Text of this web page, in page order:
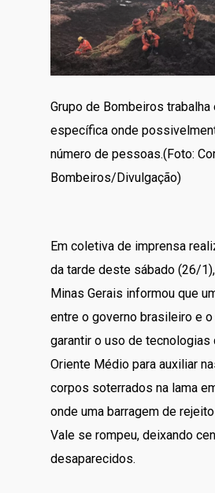
Grupo de Bombeiros trabalha
específica onde
número de pessoas.(Foto:
Bombeiros/Divulgação)
Em coletiva de imprensa
da tarde deste sábado (26/
Minas Gerais informou que
entre o governo brasileiro e
garantir o uso de tecnologias
Oriente Médio para auxiliar
corpos soterrados na lama
onde uma barragem de
Vale se rompeu, deixando
desaparecidos.